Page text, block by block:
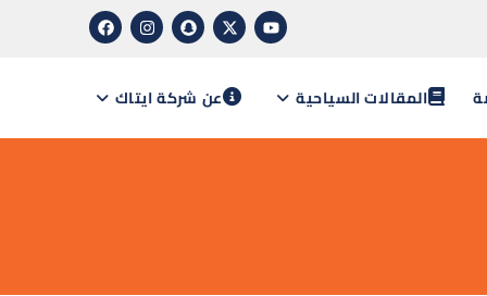
عن شركة ايتاك المقالات السياحية